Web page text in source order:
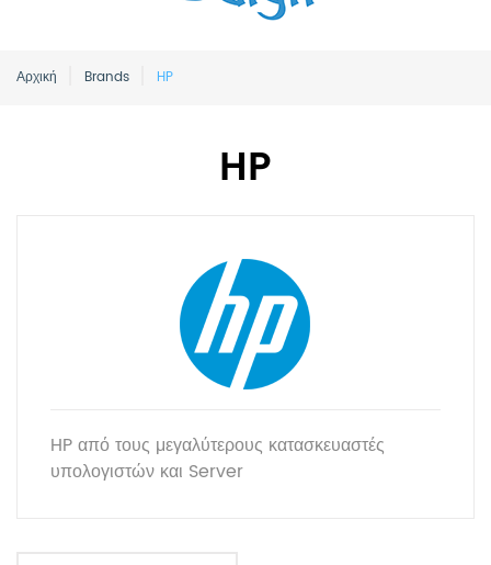
Αρχική Brands HP
HP
HP από τους μεγαλύτερους κατασκευαστές
υπολογιστών και Server